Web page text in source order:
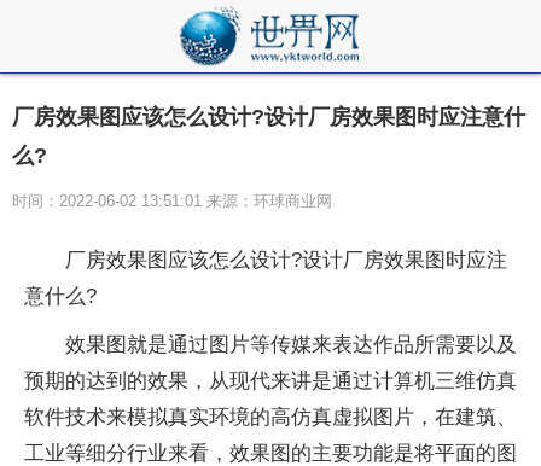
厂房效果图应该怎么设计?设计厂房效果图时应注意什
么?
时间：2022-06-02 13:51:01 来源：环球商业网
厂房效果图应该怎么设计?设计厂房效果图时应注
意什么?
效果图就是通过图片等传媒来表达作品所需要以及
预期的达到的效果，从现代来讲是通过计算机三维仿真
软件技术来模拟真实环境的高仿真虚拟图片，在建筑、
工业等细分行业来看，效果图的主要功能是将平面的图